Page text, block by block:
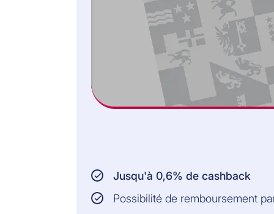
Jusqu'à 0,6% de cashback
Possibilité de remboursement